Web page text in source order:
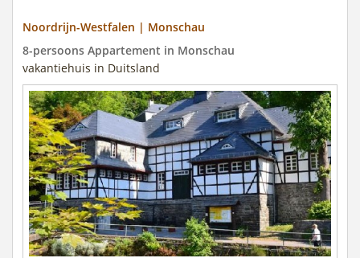
Noordrijn-Westfalen | Monschau
8-persoons Appartement in Monschau
vakantiehuis in Duitsland